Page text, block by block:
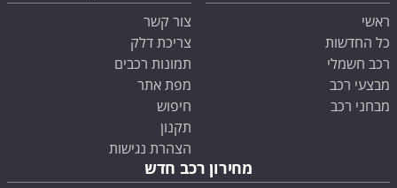
ראשי
כל החדשות
רכב חשמלי
מבצעי רכב
מבחני רכב
צור קשר
צריכת דלק
תמונות רכבים
מפת אתר
חיפוש
תקנון
הצהרת נגישות
מחירון רכב חדש